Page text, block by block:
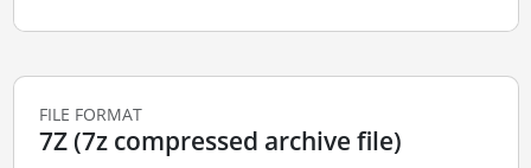
FILE FORMAT
7Z (7z compressed archive file)